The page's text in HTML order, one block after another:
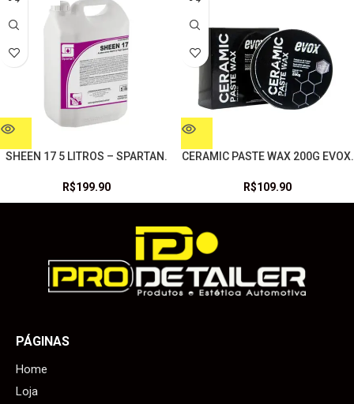
SHEEN 17 5 LITROS – SPARTAN.
R$199.90
CERAMIC PASTE WAX 200G EVOX.
R$109.90
PÁGINAS
Home
Loja